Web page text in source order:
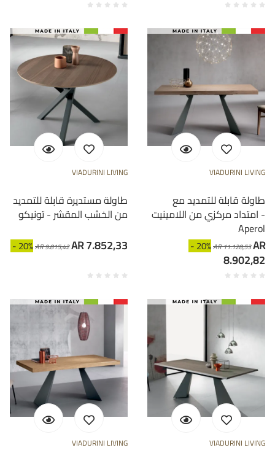
VIADURINI LIVING
طاولة مستديرة قابلة للتمديد
من الخشب المقشر - تونيكو
- 20%AR 9.815,42AR 7.852,33
VIADURINI LIVING
طاولة قابلة للتمديد مع
امتداد مركزي من اللامينيت -
Aperol
- 20%AR 11.128,53AR
8.902,82
VIADURINI LIVING VIADURINI LIVING